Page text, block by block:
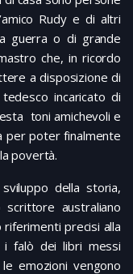
Rudy e di altri
guerra o di grande
che, in ricordo
a disposizione di
incaricato di
toni amichevoli e
per poter finalmente
povertà.
della storia,
scrittore australiano
riferimenti precisi alla
i falò dei libri messi
emozioni vengono